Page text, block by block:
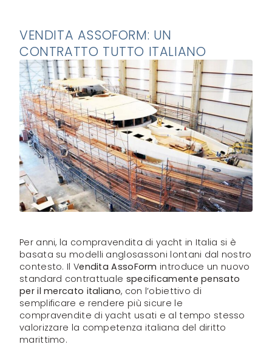
VENDITA ASSOFORM: UN
CONTRATTO TUTTO ITALIANO
Per anni, la compravendita di yacht in Italia si è
basata su modelli anglosassoni lontani dal nostro
contesto. Il Vendita AssoForm introduce un nuovo
standard contrattuale specificamente pensato
per il mercato italiano, con l’obiettivo di
semplificare e rendere più sicure le
compravendite di yacht usati e al tempo stesso
valorizzare la competenza italiana del diritto
marittimo.